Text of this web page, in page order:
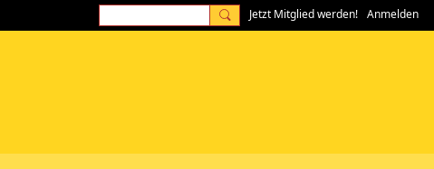
Jetzt Mitglied werden! Anmelden